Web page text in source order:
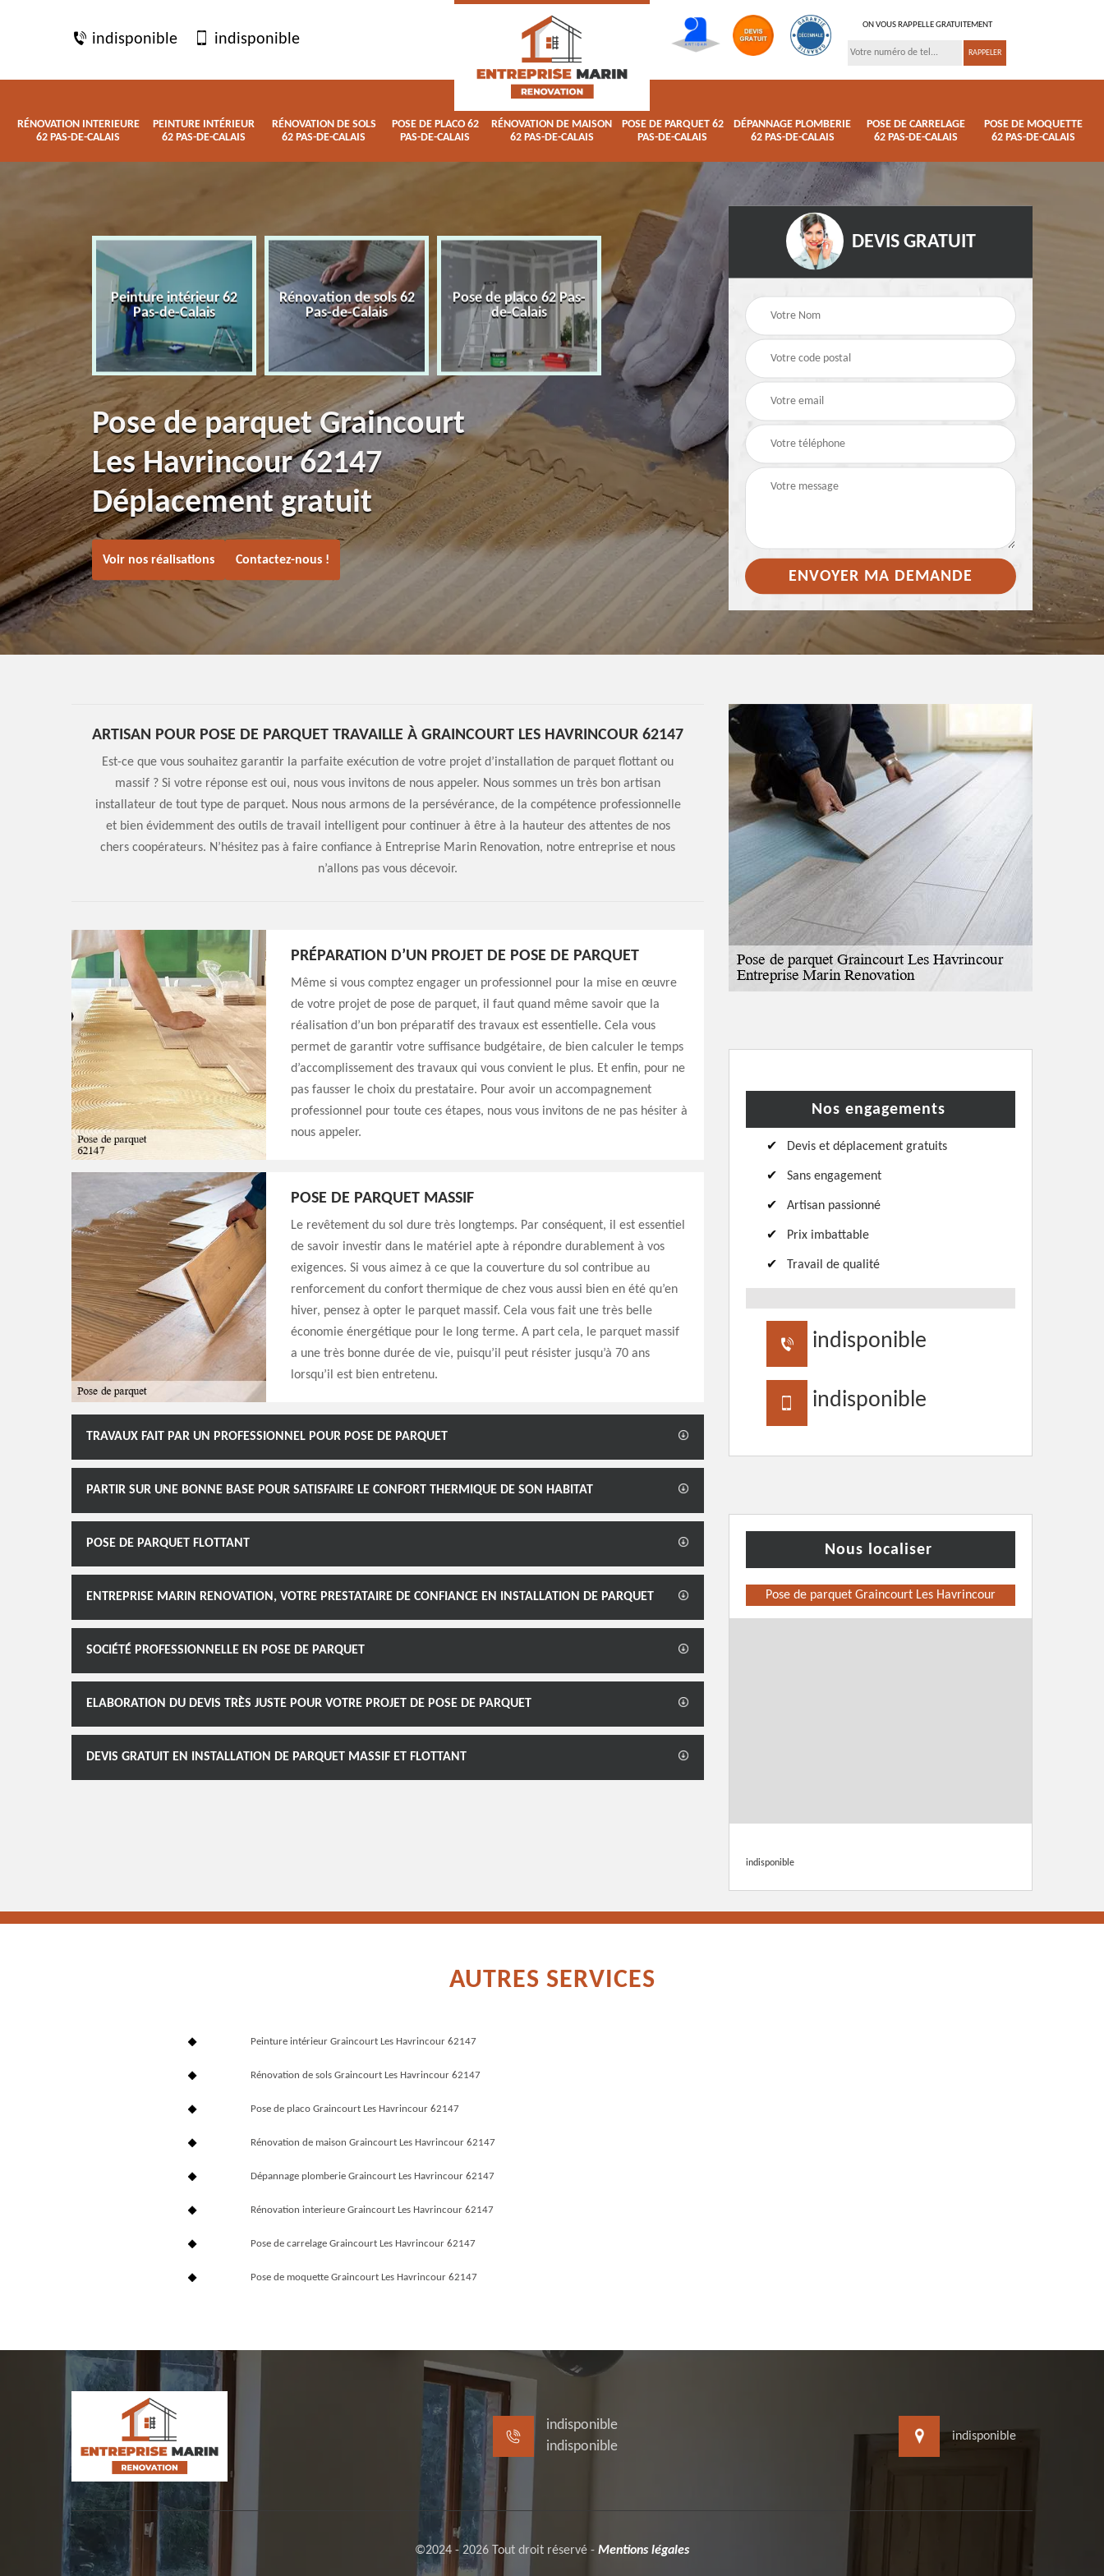
indisponible indisponible
ON VOUS RAPPELLE GRATUITEMENT
RÉNOVATION INTERIEURE
62 PAS-DE-CALAIS
PEINTURE INTÉRIEUR
62 PAS-DE-CALAIS
RÉNOVATION DE SOLS
62 PAS-DE-CALAIS
POSE DE PLACO 62
PAS-DE-CALAIS
RÉNOVATION DE MAISON
62 PAS-DE-CALAIS
POSE DE PARQUET 62
PAS-DE-CALAIS
DÉPANNAGE PLOMBERIE
62 PAS-DE-CALAIS
POSE DE CARRELAGE
62 PAS-DE-CALAIS
POSE DE MOQUETTE
62 PAS-DE-CALAIS
Peinture intérieur 62
Pas-de-Calais
Rénovation de sols 62
Pas-de-Calais
Pose de placo 62 Pas-
de-Calais
Rénovation de maison
62 Pas-de-Calais
Pose de parquet 62
Dépannage
62 Pas-de-Calais
Pose de parquet Graincourt
Les Havrincour 62147
Déplacement gratuit
Voir nos réalisations Contactez-nous !
DEVIS GRATUIT
ARTISAN POUR POSE DE PARQUET TRAVAILLE À GRAINCOURT LES HAVRINCOUR 62147
Est-ce que vous souhaitez garantir la parfaite exécution de votre projet d’installation de parquet flottant ou
massif ? Si votre réponse est oui, nous vous invitons de nous appeler. Nous sommes un très bon artisan
installateur de tout type de parquet. Nous nous armons de la persévérance, de la compétence professionnelle
et bien évidemment des outils de travail intelligent pour continuer à être à la hauteur des attentes de nos
chers coopérateurs. N’hésitez pas à faire confiance à Entreprise Marin Renovation, notre entreprise et nous
n’allons pas vous décevoir.
PRÉPARATION D’UN PROJET DE POSE DE PARQUET
Même si vous comptez engager un professionnel pour la mise en œuvre
de votre projet de pose de parquet, il faut quand même savoir que la
réalisation d’un bon préparatif des travaux est essentielle. Cela vous
permet de garantir votre suffisance budgétaire, de bien calculer le temps
d’accomplissement des travaux qui vous convient le plus. Et enfin, pour ne
pas fausser le choix du prestataire. Pour avoir un accompagnement
professionnel pour toute ces étapes, nous vous invitons de ne pas hésiter à
nous appeler.
POSE DE PARQUET MASSIF
Le revêtement du sol dure très longtemps. Par conséquent, il est essentiel
de savoir investir dans le matériel apte à répondre durablement à vos
exigences. Si vous aimez à ce que la couverture du sol contribue au
renforcement du confort thermique de chez vous aussi bien en été qu’en
hiver, pensez à opter le parquet massif. Cela vous fait une très belle
économie énergétique pour le long terme. A part cela, le parquet massif
a une très bonne durée de vie, puisqu’il peut résister jusqu’à 70 ans
lorsqu’il est bien entretenu.
TRAVAUX FAIT PAR UN PROFESSIONNEL POUR POSE DE PARQUET
PARTIR SUR UNE BONNE BASE POUR SATISFAIRE LE CONFORT THERMIQUE DE SON HABITAT
POSE DE PARQUET FLOTTANT
ENTREPRISE MARIN RENOVATION, VOTRE PRESTATAIRE DE CONFIANCE EN INSTALLATION DE PARQUET
SOCIÉTÉ PROFESSIONNELLE EN POSE DE PARQUET
ELABORATION DU DEVIS TRÈS JUSTE POUR VOTRE PROJET DE POSE DE PARQUET
DEVIS GRATUIT EN INSTALLATION DE PARQUET MASSIF ET FLOTTANT
Nos engagements
Devis et déplacement gratuits
Sans engagement
Artisan passionné
Prix imbattable
Travail de qualité
indisponible
indisponible
Nous localiser
Pose de parquet Graincourt Les Havrincour
indisponible
AUTRES SERVICES
Peinture intérieur Graincourt Les Havrincour 62147
Rénovation de sols Graincourt Les Havrincour 62147
Pose de placo Graincourt Les Havrincour 62147
Rénovation de maison Graincourt Les Havrincour 62147
Dépannage plomberie Graincourt Les Havrincour 62147
Rénovation interieure Graincourt Les Havrincour 62147
Pose de carrelage Graincourt Les Havrincour 62147
Pose de moquette Graincourt Les Havrincour 62147
indisponible
indisponible
indisponible
©2024 - 2026 Tout droit réservé - Mentions légales